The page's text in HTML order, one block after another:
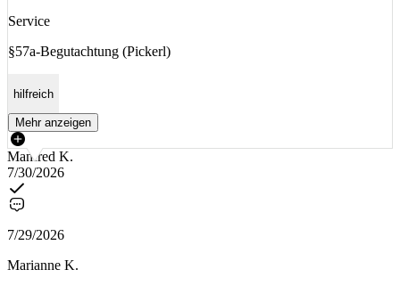
Service
§57a-Begutachtung (Pickerl)
hilfreich
Mehr anzeigen
Manfred K.
7/30/2026
7/29/2026
Marianne K.